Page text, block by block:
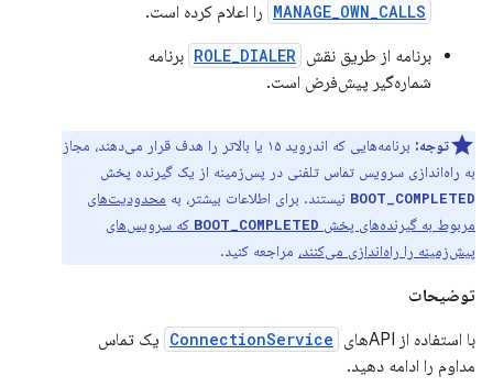
MANAGE_OWN_CALLS را اعلام کرده است.
برنامه از طریق نقش ROLE_DIALER برنامه
شماره‌گیر پیش‌فرض است.
توجه:
برنامه‌هایی که اندروید ۱۵ یا بالاتر را هدف قرار می‌دهند، مجاز
به راه‌اندازی سرویس تماس تلفنی در پس‌زمینه از یک گیرنده پخش
BOOT_COMPLETED نیستند. برای اطلاعات بیشتر، به محدودیت‌های
مربوط به گیرنده‌های پخش BOOT_COMPLETED که سرویس‌های
پیش‌زمینه را راه‌اندازی می‌کنند، مراجعه کنید.
توضیحات
با استفاده از APIهای
ConnectionService یک تماس
مداوم را ادامه دهید.